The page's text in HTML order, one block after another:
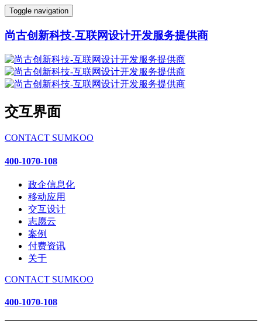
Toggle navigation
尚古创新科技-互联网设计开发服务提供商
交互界面
CONTACT SUMKOO
400-1070-108
政企信息化
移动应用
交互设计
志愿云
案例
付费资讯
关于
CONTACT SUMKOO
400-1070-108